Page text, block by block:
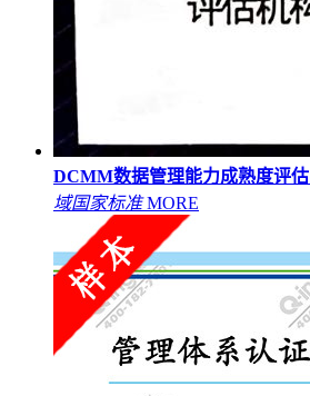
DCMM数据管理能力成熟度评估
域国家标准 MORE